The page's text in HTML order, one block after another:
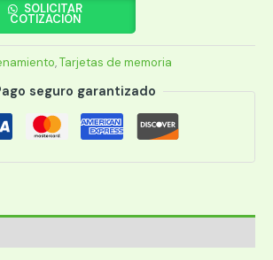
SOLICITAR
COTIZACIÓN
,Tarjetas de memoria
seguro garantizado